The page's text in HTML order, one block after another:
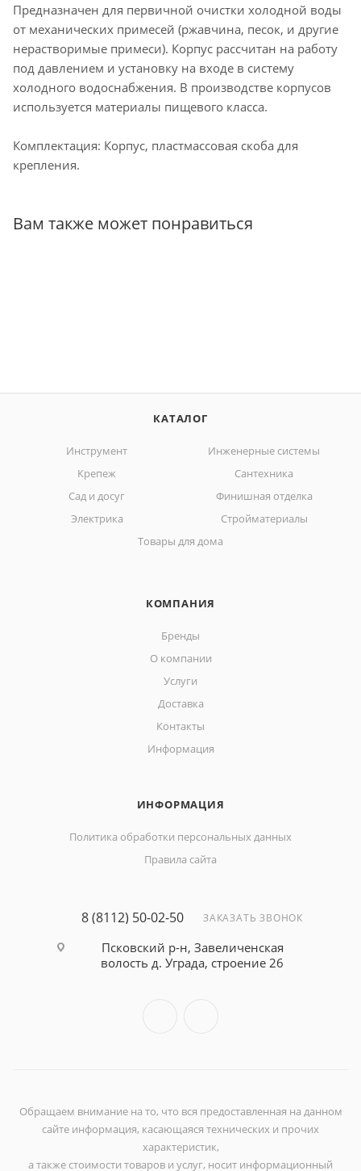
Предназначен для первичной очистки холодной воды
от механических примесей (ржавчина, песок, и другие
нерастворимые примеси). Корпус рассчитан на работу
под давлением и установку на входе в систему
холодного водоснабжения. В производстве корпусов
используется материалы пищевого класса.
Комплектация: Корпус, пластмассовая скоба для
крепления.
Вам также может понравиться
КАТАЛОГ
Инструмент
Инженерные системы
Крепеж
Сантехника
Сад и досуг
Финишная отделка
Электрика
Стройматериалы
Товары для дома
КОМПАНИЯ
Бренды
О компании
Услуги
Доставка
Контакты
Информация
ИНФОРМАЦИЯ
Политика обработки персональных данных
Правила сайта
8 (8112) 50-02-50 ЗАКАЗАТЬ ЗВОНОК
Псковский р-н, Завеличенская
волость д. Уграда, строение 26
Обращаем внимание на то, что вся предоставленная на данном
сайте информация, касающаяся технических и прочих
характеристик,
а также стоимости товаров и услуг, носит информационный